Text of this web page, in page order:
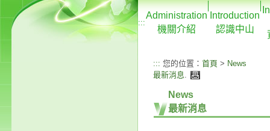
:::
Administration
機關介紹
Introduction
認識中山
::: 您的位置： 首頁 > News
最新消息.
News
最新消息